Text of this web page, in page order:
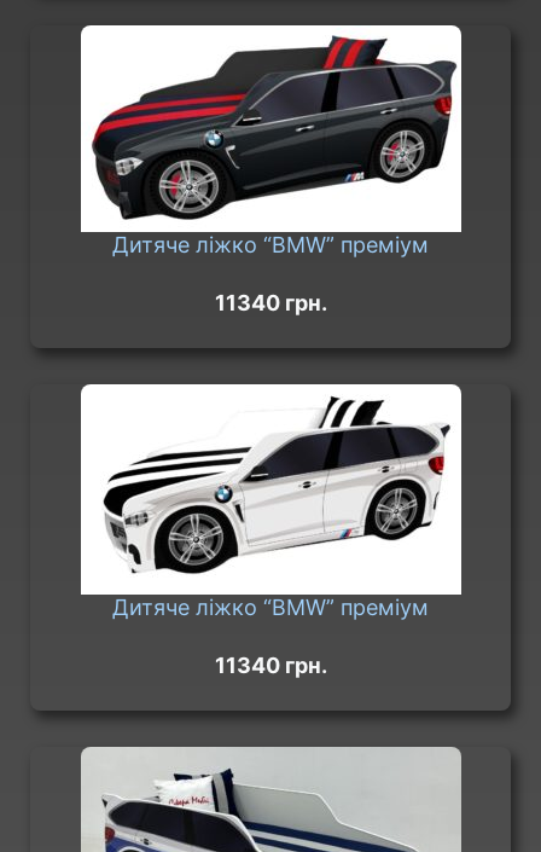
Дитяче ліжко “BMW” преміум
11340 грн.
Дитяче ліжко “BMW” преміум
11340 грн.